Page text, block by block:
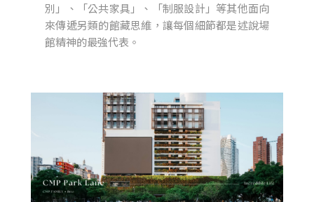
別」、「公共家具」、「制服設計」等其他面向
來傳遞另類的館藏思維，讓每個細節都是述說場
館精神的最強代表。